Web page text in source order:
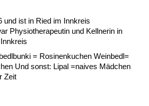
und ist in Ried im Innkreis
Physiotherapeutin und Kellnerin in
= Rosinenkuchen Weinbedl=
Und sonst: Lipal =naives Mädchen
Zeit